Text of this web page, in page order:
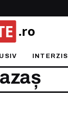
INTERZIS